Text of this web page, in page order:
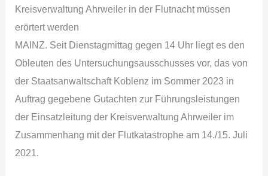
Kreisverwaltung Ahrweiler in der Flutnacht müssen
erörtert werden
MAINZ. Seit Dienstagmittag gegen 14 Uhr liegt es den
Obleuten des Untersuchungsausschusses vor, das von
der Staatsanwaltschaft Koblenz im Sommer 2023 in
Auftrag gegebene Gutachten zur Führungsleistungen
der Einsatzleitung der Kreisverwaltung Ahrweiler im
Zusammenhang mit der Flutkatastrophe am 14./15. Juli
2021.